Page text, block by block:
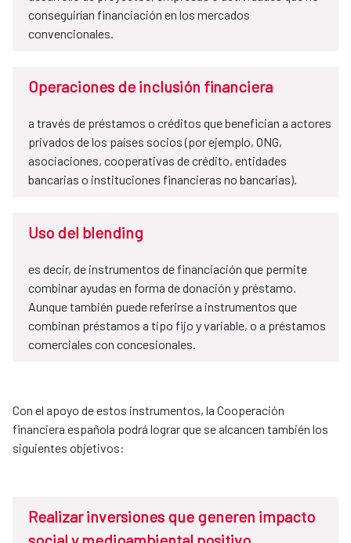
conseguirían financiación en los mercados
convencionales.
Operaciones de inclusión financiera
a través de préstamos o créditos que benefician a actores
privados de los países socios (por ejemplo, ONG,
asociaciones, cooperativas de crédito, entidades
bancarias o instituciones financieras no bancarias).
Uso del blending
es decir, de instrumentos de financiación que permite
combinar ayudas en forma de donación y préstamo.
Aunque también puede referirse a instrumentos que
combinan préstamos a tipo fijo y variable, o a préstamos
comerciales con concesionales.
Con el apoyo de estos instrumentos, la Cooperación
financiera española podrá lograr que se alcancen también los
siguientes objetivos:
Realizar inversiones que generen impacto